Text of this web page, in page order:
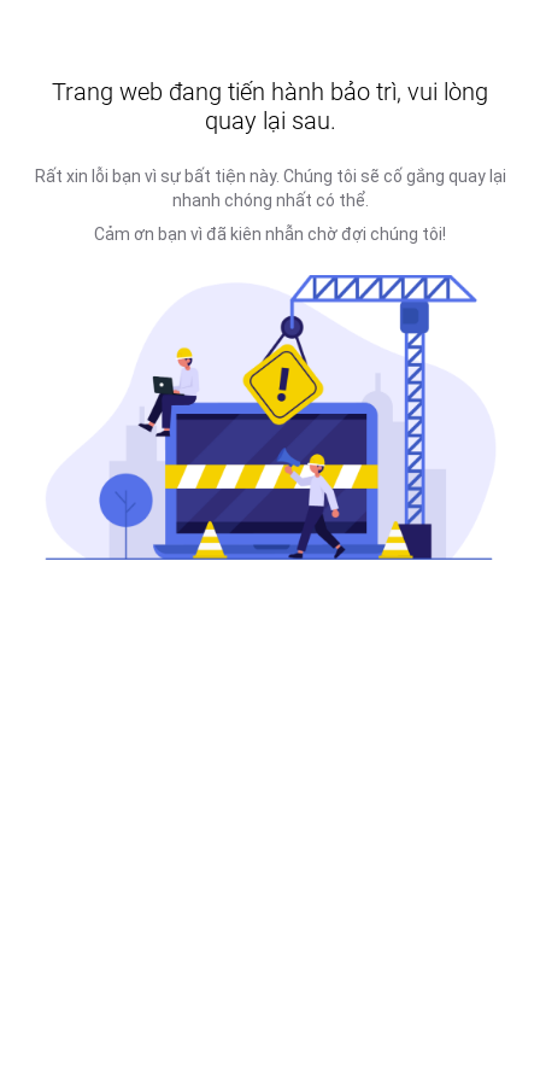
Trang web đang tiến hành bảo trì, vui lòng
quay lại sau.
Rất xin lỗi bạn vì sự bất tiện này. Chúng tôi sẽ cố gắng quay lại
nhanh chóng nhất có thể.
Cảm ơn bạn vì đã kiên nhẫn chờ đợi chúng tôi!